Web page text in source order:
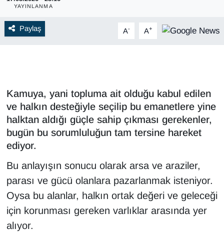
YAYINLANMA
Paylaş A- A+
Kamuya, yani topluma ait olduğu kabul edilen
ve halkın desteğiyle seçilip bu emanetlere yine
halktan aldığı güçle sahip çıkması gerekenler,
bugün bu sorumluluğun tam tersine hareket
ediyor.
Bu anlayışın sonucu olarak arsa ve araziler,
parası ve gücü olanlara pazarlanmak isteniyor.
Oysa bu alanlar, halkın ortak değeri ve geleceği
için korunması gereken varlıklar arasında yer
alıyor.